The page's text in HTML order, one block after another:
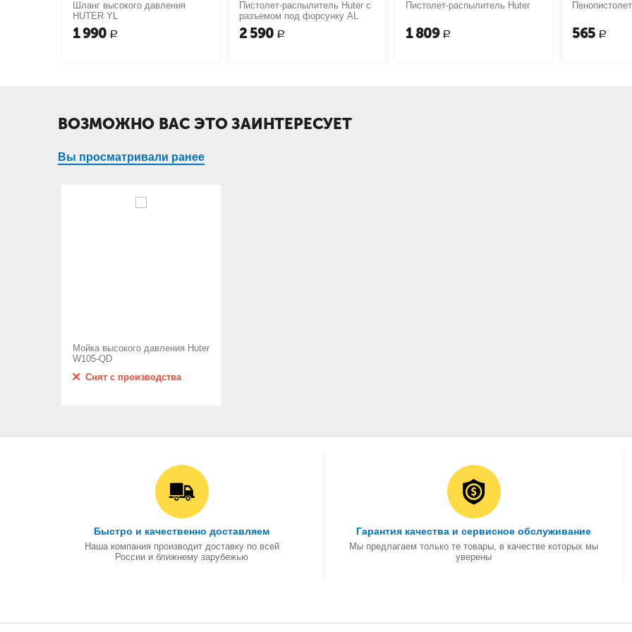
Шланг высокого давления
HUTER YL
1 990 Р
Пистолет-распылитель Huter с
разъемом под форсунку AL
2 590 Р
Пистолет-распылитель Huter
1 809 Р 565 Р
ВОЗМОЖНО ВАС ЭТО ЗАИНТЕРЕСУЕТ
Вы просматривали ранее
Мойка высокого давления Huter
W105-QD
Снят с производства
Быстро и качественно доставляем
Наша компания производит доставку по всей
России и ближнему зарубежью
Гарантия качества и сервисное обслуживание
Мы предлагаем только те товары, в качестве которых мы
уверены